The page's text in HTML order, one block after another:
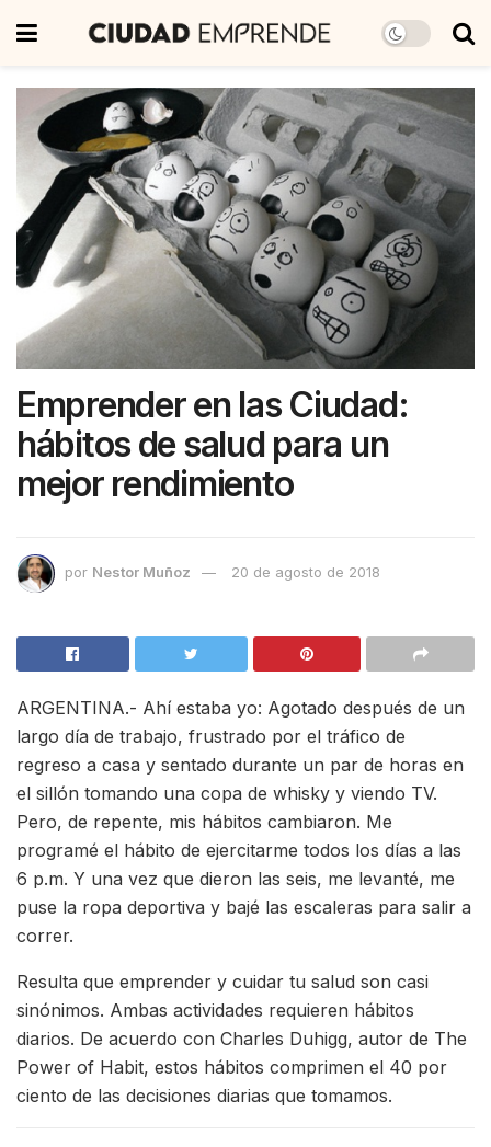
Emprender en las Ciudad:
hábitos de salud para un
mejor rendimiento
por Nestor Muñoz 20 de agosto de 2018
ARGENTINA.- Ahí estaba yo: Agotado después de un
largo día de trabajo, frustrado por el tráfico de
regreso a casa y sentado durante un par de horas en
el sillón tomando una copa de whisky y viendo TV.
Pero, de repente, mis hábitos cambiaron. Me
programé el hábito de ejercitarme todos los días a las
6 p.m. Y una vez que dieron las seis, me levanté, me
puse la ropa deportiva y bajé las escaleras para salir a
correr.
Resulta que emprender y cuidar tu salud son casi
sinónimos. Ambas actividades requieren hábitos
diarios. De acuerdo con Charles Duhigg, autor de The
Power of Habit, estos hábitos comprimen el 40 por
ciento de las decisiones diarias que tomamos.